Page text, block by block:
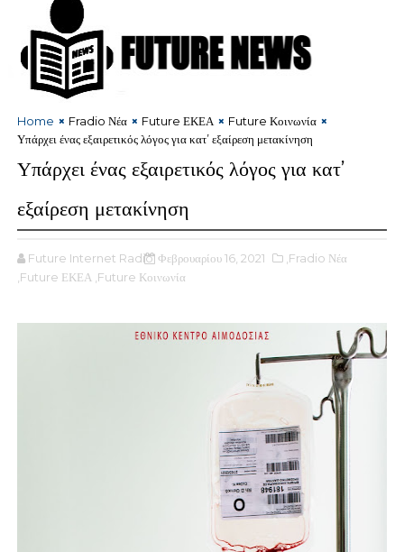
Home Fradio Νέα Future ΕΚΕΑ
Future Κοινωνία
Υπάρχει ένας εξαιρετικός λόγος για κατ’ εξαίρεση μετακίνηση
Υπάρχει ένας εξαιρετικός λόγος για κατ’
εξαίρεση μετακίνηση
Future Internet Radio Φεβρουαρίου 16, 2021
,Fradio Νέα
,Future ΕΚΕΑ ,Future Κοινωνία